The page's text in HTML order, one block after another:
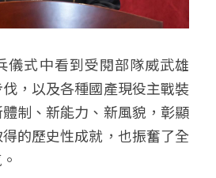
儀式中看到受閱部隊威武雄
，以及各種國產現役主戰裝
制、新能力、新風貌，彰顯
的歷史性成就，也振奮了全